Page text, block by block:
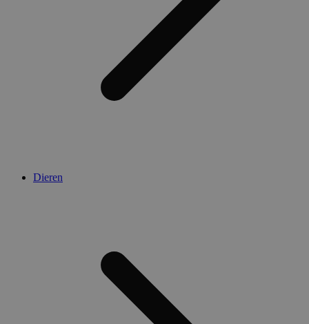
Dieren